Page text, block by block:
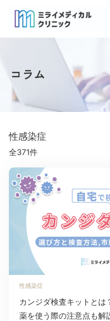
コラム
性感染症
全371件
性感染症
カンジダ検査キットとは
薬を使う際の注意点も解